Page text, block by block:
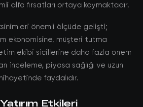
alfa fırsatları ortaya koymaktadır.
önemli ölçüde gelişti;
ekonomisine, müşteri tutma
ekibi sicillerine daha fazla önem
inceleme, piyasa sağlığı ve uzun
faydalıdır.
Etkileri